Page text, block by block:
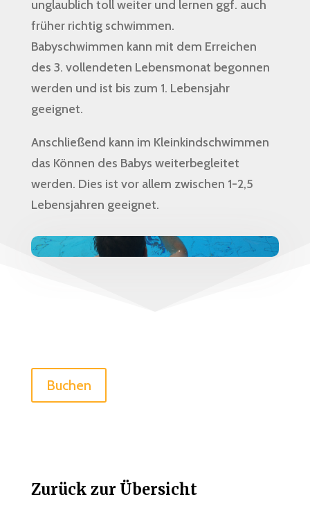
unglaublich toll weiter und lernen ggf. auch
früher richtig schwimmen.
Babyschwimmen kann mit dem Erreichen
des 3. vollendeten Lebensmonat begonnen
werden und ist bis zum 1. Lebensjahr
geeignet.
Anschließend kann im Kleinkindschwimmen
das Können des Babys weiterbegleitet
werden. Dies ist vor allem zwischen 1-2,5
Lebensjahren geeignet.
Buchen
Zurück zur Übersicht